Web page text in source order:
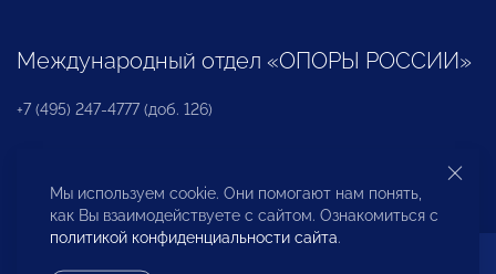
Международный отдел «ОПОРЫ РОССИИ»
+7 (495) 247-4777 (доб. 126)
Бюро по защите прав предпринимателей и
инвесторов
Мы используем cookie. Они помогают нам понять,
как Вы взаимодействуете с сайтом. Ознакомиться с
политикой конфиденциальности сайта.